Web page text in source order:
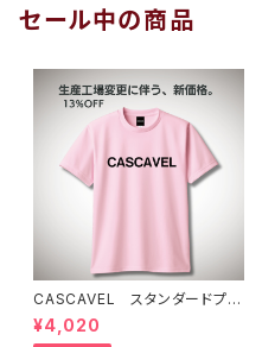
セール中の商品
CASCAVEL スタンダードプラ
クティスシャツ ライトピンクブ
ラック
¥4,020